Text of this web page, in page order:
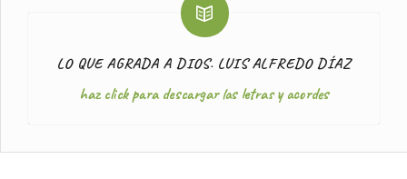
LO QUE AGRADA A DIOS. LUIS ALFREDO DÍAZ
haz click para descargar las letras y acordes